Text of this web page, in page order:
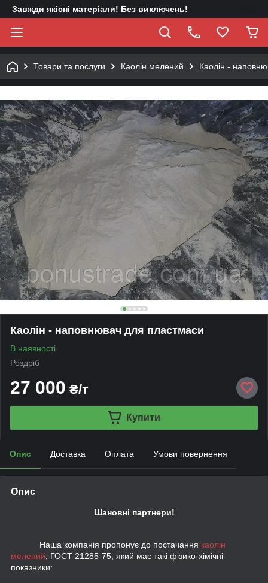
Завжди якісні матеріали! Без виключень!
Товари та послуги Каолін мелений Каолін -
Каолін - наповнювач для пластмаси
В наявності
Роздріб
27 000 ₴/т
Купити
Опис Доставка Оплата Умови повернення
Опис
Шановні партнери!
Наша компанія пропонує до постачання каолін
мелений , ГОСТ 21285-75, який має такі фізико-хімічні
показники: